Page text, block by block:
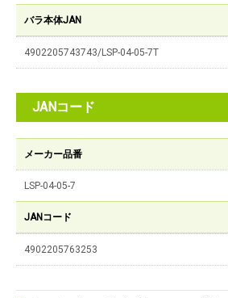
バラ本体JAN
4902205743743/LSP-04-05-7T
JANコード
メーカー品番
LSP-04-05-7
JANコード
4902205763253